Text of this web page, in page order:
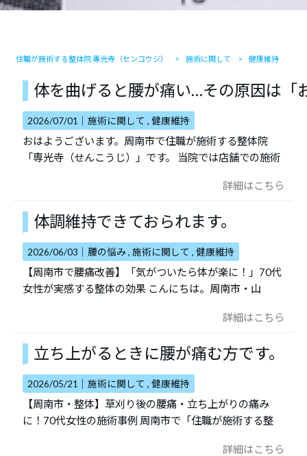
住職が施術する整体院 專光寺（センコウジ） > 施術に関して > 健康維持
体を曲げると腰が痛い…その原因は「
2026/07/01｜施術に関して 健康維持
おはようございます。周南市で住職が施術する整体院
「専光寺（せんこうじ）」です。 当院では店舗での施術
詳細はこちら
体調維持できておられます。
2026/06/03｜ 腰の悩み 施術に関して 健康維持
【周南市で腰痛改善】「気がついたら体が楽に！」70代
女性が実感する整体の効果 こんにちは。周南市・山
詳細はこちら
立ち上がるときに腰が痛む方です。
2026/05/21｜施術に関して 健康維持
【周南市・整体】草刈り後の腰痛・立ち上がりの痛み
に！70代女性の施術事例 周南市で「住職が施術する整
詳細はこちら